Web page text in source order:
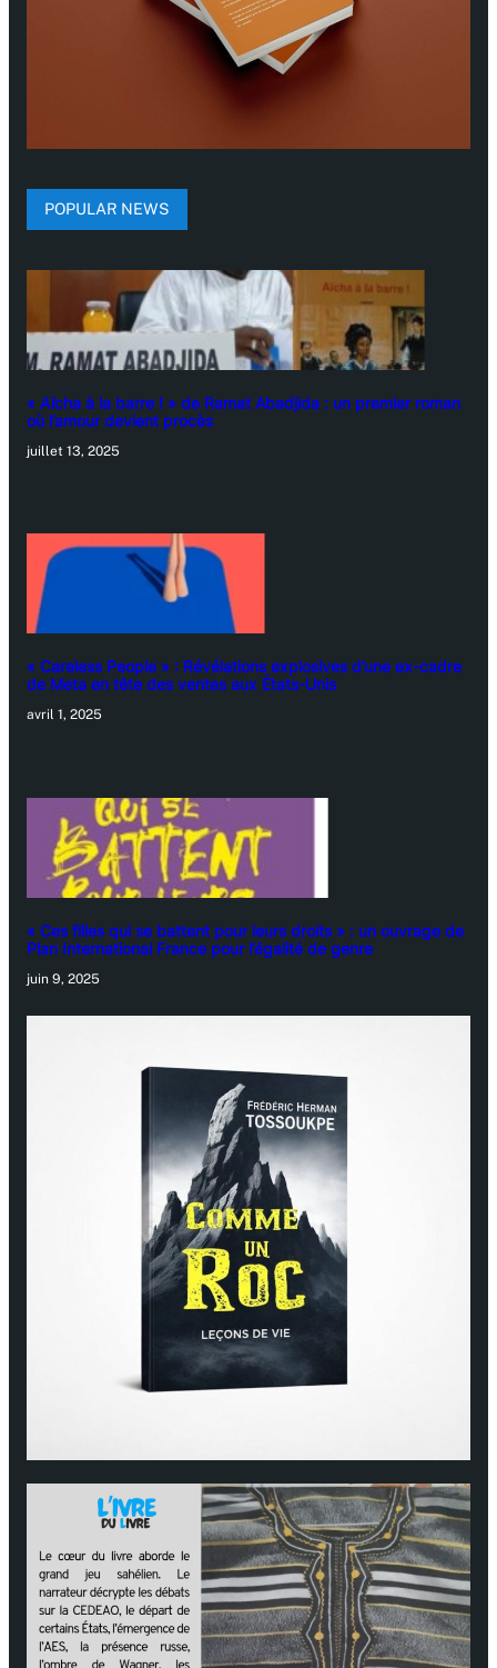
POPULAR NEWS
« Aïcha à la barre ! » de Ramat Abadjida : un premier roman
où l’amour devient procès
juillet 13, 2025
« Careless People » : Révélations explosives d’une ex-cadre
de Meta en tête des ventes aux États-Unis
avril 1, 2025
« Ces filles qui se battent pour leurs droits » : un ouvrage de
Plan International France pour l’égalité de genre
juin 9, 2025